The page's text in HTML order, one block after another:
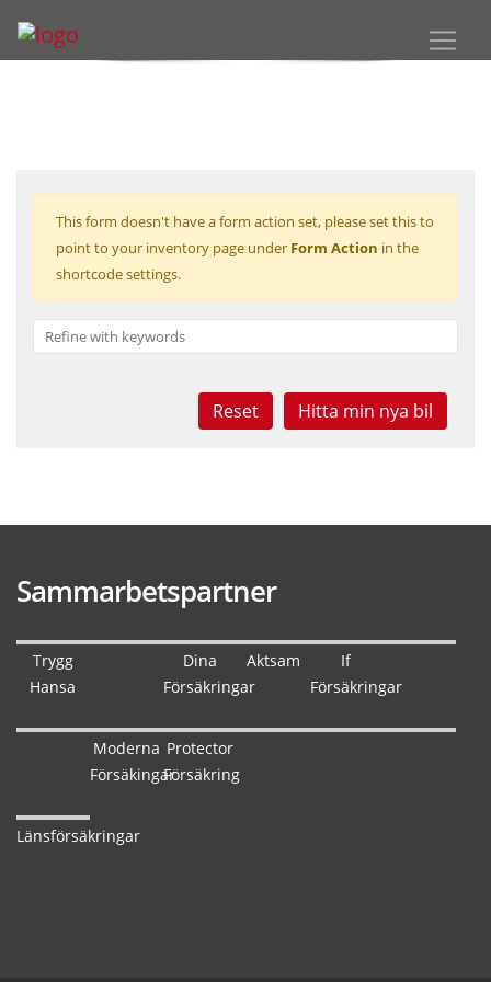
This form doesn't have a form action set, please set this to
point to your inventory page under Form Action in the
shortcode settings.
Reset
Sammarbetspartner
Trygg
Hansa
Dina
Försäkringar
Aktsam
If
Försäkringar
Moderna
Försäkingar
Protector
Försäkring
Länsförsäkringar